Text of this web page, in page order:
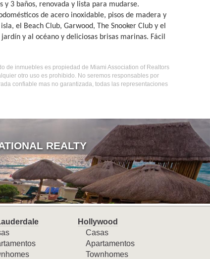
y 3 baños, renovada y lista para mudarse.
de acero inoxidable, pisos de madera y
el Beach Club, Garwood, The Snooker Club y el
y al océano y deliciosas brisas marinas. Fácil
de inmuebles es propiedad de Miami Association of Realtors
otro uso es prohibido. No seremos responsables por
confiable mas no garantizada, todas las representaciones
REALTY
Hollywood
Casas
Apartamentos
Townhomes